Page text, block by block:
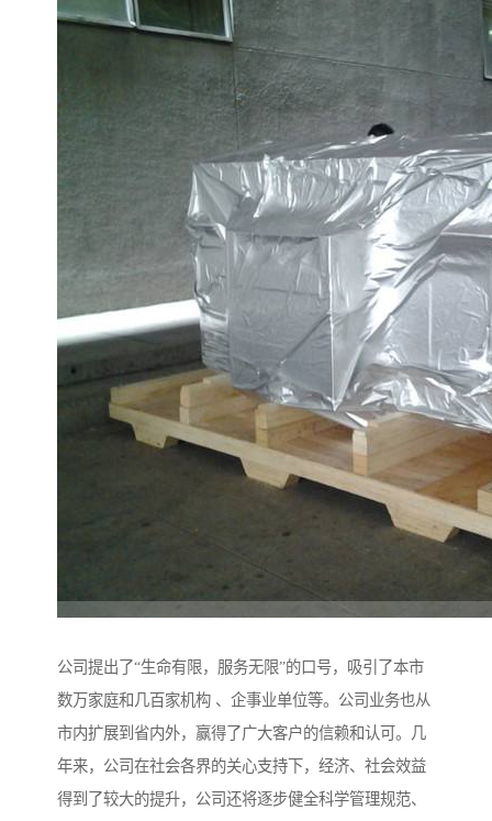
公司提出了“生命有限，服务无限”的口号，吸引了本市
数万家庭和几百家机构 、企事业单位等。公司业务也从
市内扩展到省内外，赢得了广大客户的信赖和认可。几
年来，公司在社会各界的关心支持下，经济、社会效益
得到了较大的提升，公司还将逐步健全科学管理规范、